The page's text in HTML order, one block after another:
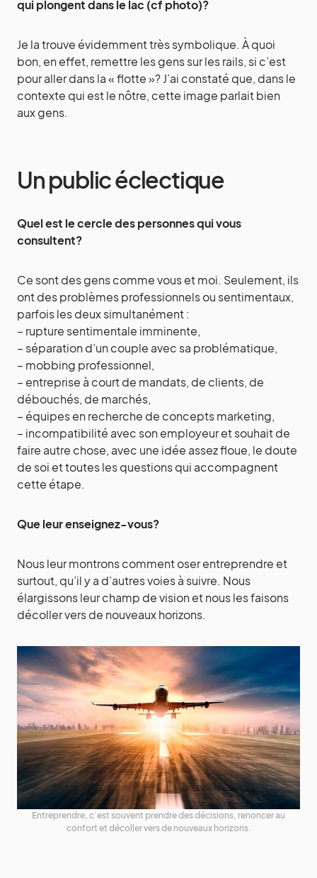
qui plongent dans le lac (cf photo)?
Je la trouve évidemment très symbolique. À quoi
bon, en effet, remettre les gens sur les rails, si c’est
pour aller dans la « flotte »? J’ai constaté que, dans le
contexte qui est le nôtre, cette image parlait bien
aux gens.
Un public éclectique
Quel est le cercle des personnes qui vous
consultent?
Ce sont des gens comme vous et moi. Seulement, ils
ont des problèmes professionnels ou sentimentaux,
parfois les deux simultanément :
– rupture sentimentale imminente,
– séparation d’un couple avec sa problématique,
– mobbing professionnel,
– entreprise à court de mandats, de clients, de
débouchés, de marchés,
– équipes en recherche de concepts marketing,
– incompatibilité avec son employeur et souhait de
faire autre chose, avec une idée assez floue, le doute
de soi et toutes les questions qui accompagnent
cette étape.
Que leur enseignez-vous?
Nous leur montrons comment oser entreprendre et
surtout, qu’il y a d’autres voies à suivre. Nous
élargissons leur champ de vision et nous les faisons
décoller vers de nouveaux horizons.
Entreprendre, c’est souvent prendre des décisions, renoncer au
confort et décoller vers de nouveaux horizons.